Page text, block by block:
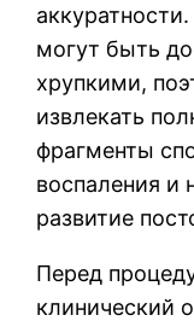
могут быть
хрупкими,
извлекать
фрагменты
воспаления и
развитие
Перед
клинический